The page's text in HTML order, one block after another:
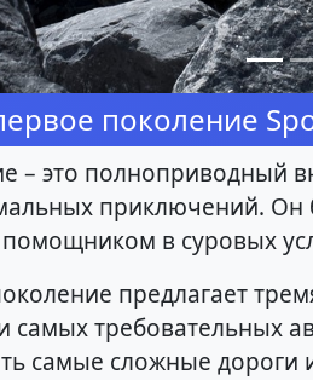
поколение
– это полноприводный
приключений. Он
в суровых
предлагает
самых требовательных
самые сложные